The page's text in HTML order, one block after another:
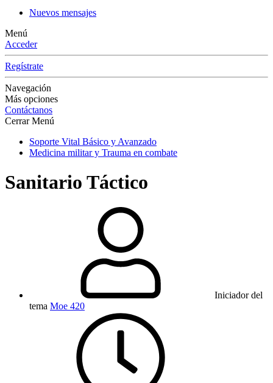
Nuevos mensajes
Menú
Acceder
Regístrate
Navegación
Más opciones
Contáctanos
Cerrar Menú
Soporte Vital Básico y Avanzado
Medicina militar y Trauma en combate
Sanitario Táctico
Iniciador del
tema Moe 420